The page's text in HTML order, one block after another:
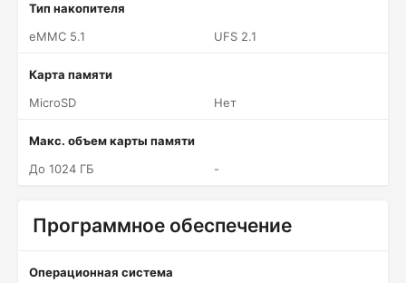
Тип накопителя
eMMC 5.1
UFS 2.1
Карта памяти
MicroSD
Нет
Макс. объем карты памяти
До 1024 ГБ
-
Программное обеспечение
Операционная система